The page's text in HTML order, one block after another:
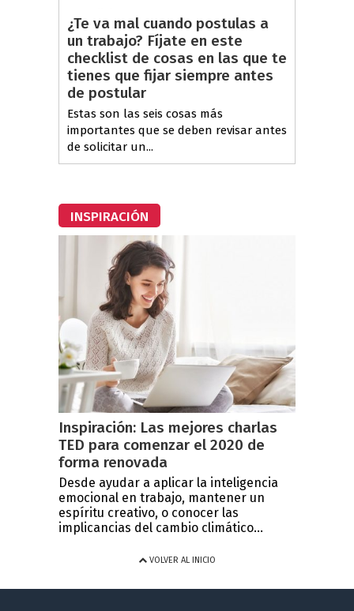
¿Te va mal cuando postulas a
un trabajo? Fíjate en este
checklist de cosas en las que te
tienes que fijar siempre antes
de postular
Estas son las seis cosas más
importantes que se deben revisar antes
de solicitar un...
INSPIRACIÓN
Inspiración: Las mejores charlas
TED para comenzar el 2020 de
forma renovada
Desde ayudar a aplicar la inteligencia
emocional en trabajo, mantener un
espíritu creativo, o conocer las
implicancias del cambio climático...
VOLVER AL INICIO